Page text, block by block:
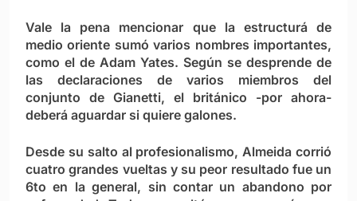
Vale la pena mencionar que la estructurá de
medio oriente sumó varios nombres importantes,
como el de Adam Yates. Según se desprende de
las declaraciones de varios miembros del
conjunto de Gianetti, el británico -por ahora-
deberá aguardar si quiere galones.
Desde su salto al profesionalismo, Almeida corrió
cuatro grandes vueltas y su peor resultado fue un
6to en la general, sin contar un abandono por